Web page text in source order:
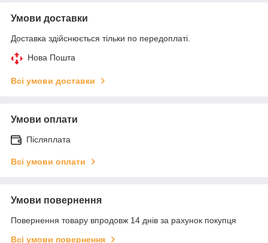
Умови доставки
Доставка здійснюється тільки по передоплаті.
Нова Пошта
Всі умови доставки
Умови оплати
Післяплата
Всі умови оплати
Умови повернення
Повернення товару впродовж 14 днів за рахунок покупця
Всі умови повернення